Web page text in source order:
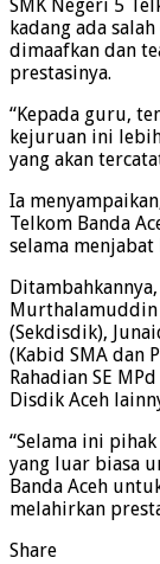
SMK Negeri 5
kadang ada
dimaafkan dan
prestasinya.
“Kepada guru,
kejuruan ini
yang akan
Ia
Telkom Banda
selama menjabat
Murthalamuddin
(Sekdisdik),
(Kabid SMA dan
Rahadian SE
Disdik Aceh
“Selama ini
yang luar biasa
Banda Aceh
melahirkan
Share